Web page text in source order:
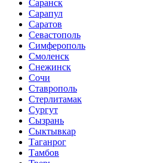
Саранск
Сарапул
Саратов
Севастополь
Симферополь
Смоленск
Снежинск
Сочи
Ставрополь
Стерлитамак
Сургут
Сызрань
Сыктывкар
Таганрог
Тамбов